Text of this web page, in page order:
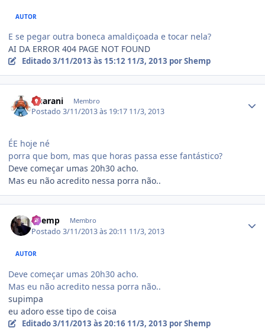
AUTOR
E se pegar outra boneca amaldiçoada e tocar nela?
AI DA ERROR 404 PAGE NOT FOUND
Editado3/11/2013 às 15:12 11/3, 2013 por Shemp
Guarani Membro
Postado3/11/2013 às 19:17 11/3, 2013
ÉE hoje né
porra que bom, mas que horas passa esse fantástico?
Deve começar umas 20h30 acho.
Mas eu não acredito nessa porra não..
Shemp Membro
Postado3/11/2013 às 20:11 11/3, 2013
AUTOR
Deve começar umas 20h30 acho.
Mas eu não acredito nessa porra não..
supimpa
eu adoro esse tipo de coisa
Editado3/11/2013 às 20:16 11/3, 2013 por Shemp